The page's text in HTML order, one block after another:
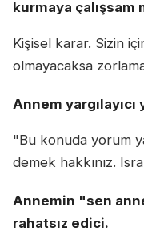
kurmaya çalışsam
Kişisel karar. Sizin
olmayacaksa
Annem
"Bu konuda yorum
demek hakkınız.
Annemin "sen
rahatsız edici.